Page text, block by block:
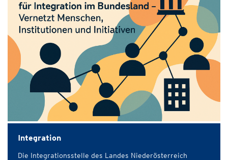
Integration
Die Integrationsstelle des Landes Niederösterreich